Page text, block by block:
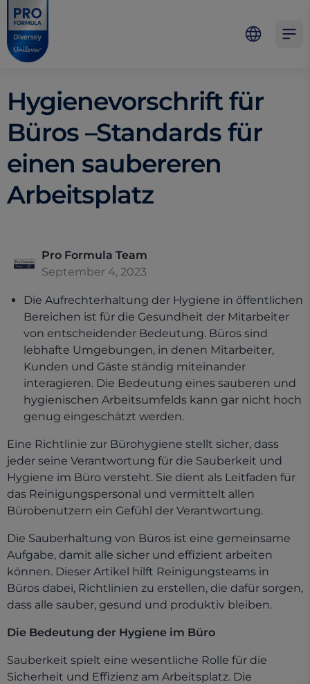
Skip to main content
Skip to navigation
Skip to footer
Pro Formula
Hygienevorschrift für
Büros –Standards für
einen saubereren
Arbeitsplatz
Pro Formula Team
September 4, 2023
Die Aufrechterhaltung der Hygiene in öffentlichen
Bereichen ist für die Gesundheit der Mitarbeiter
von entscheidender Bedeutung. Büros sind
lebhafte Umgebungen, in denen Mitarbeiter,
Kunden und Gäste ständig miteinander
interagieren. Die Bedeutung eines sauberen und
hygienischen Arbeitsumfelds kann gar nicht hoch
genug eingeschätzt werden.
Eine Richtlinie zur Bürohygiene stellt sicher, dass
jeder seine Verantwortung für die Sauberkeit und
Hygiene im Büro versteht. Sie dient als Leitfaden für
das Reinigungspersonal und vermittelt allen
Bürobenutzern ein Gefühl der Verantwortung.
Die Sauberhaltung von Büros ist eine gemeinsame
Aufgabe, damit alle sicher und effizient arbeiten
können. Dieser Artikel hilft Reinigungsteams in
Büros dabei, Richtlinien zu erstellen, die dafür sorgen,
dass alle sauber, gesund und produktiv bleiben.
Die Bedeutung der Hygiene im Büro
Sauberkeit spielt eine wesentliche Rolle für die
Sicherheit und Effizienz am Arbeitsplatz. Die